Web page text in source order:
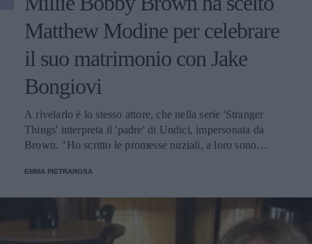
Matthew Modine per celebrare
il suo matrimonio con Jake
Bongiovi
A rivelarlo è lo stesso attore, che nella serie 'Stranger
Things' interpreta il 'padre' di Undici, impersonata da
Brown. "Ho scritto le promesse nuziali, a loro sono
EMMA PIETRAROSA